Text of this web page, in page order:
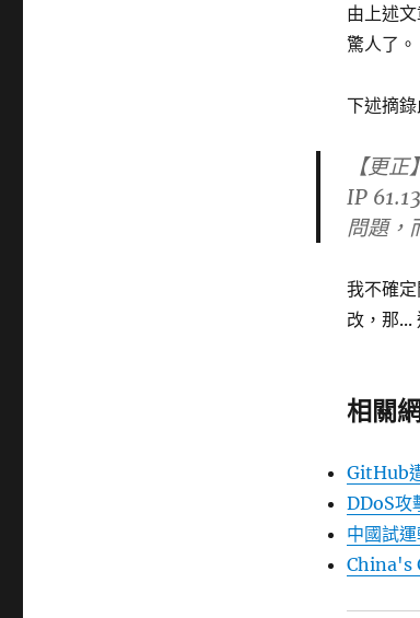
由上述
驚人了。
下述摘錄
【更
IP
問題，
我不確
改，那...
相關
GitHub
DDoS攻
中國試
China's